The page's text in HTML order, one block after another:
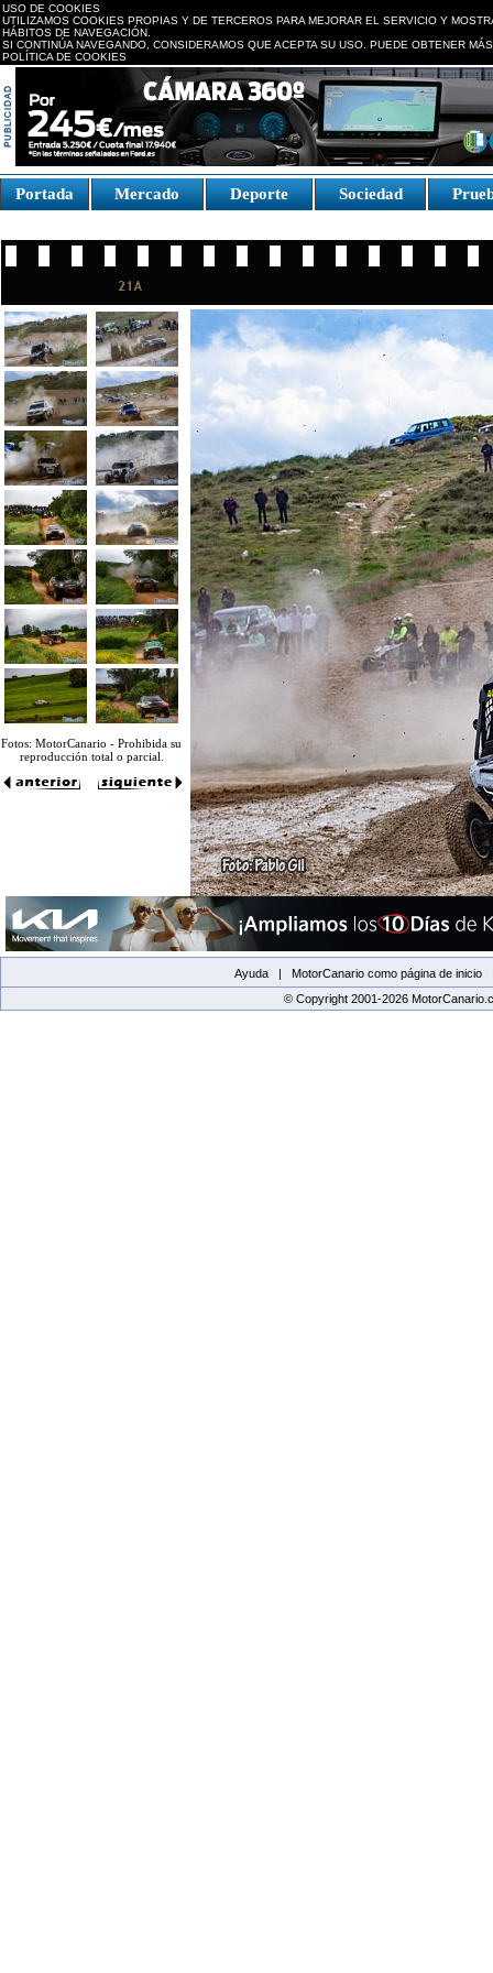
USO DE COOKIES
UTILIZAMOS COOKIES PROPIAS Y DE TERCEROS PARA MEJORAR EL SERVICIO Y
HÁBITOS DE NAVEGACIÓN.
SI CONTINÚA NAVEGANDO, CONSIDERAMOS QUE ACEPTA SU USO. PUEDE OBTENER
POLÍTICA DE COOKIES
replica watches canada
Portada Mercado Deporte Sociedad
Fotos: MotorCanario - Prohibida su
reproducción total o parcial.
Ayuda | MotorCanario como página de inicio
© Copyright 2001-2026